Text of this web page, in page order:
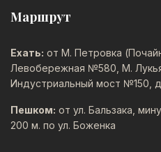
Маршрут
Ехать: от М. Петровка
Левобережная №580, М.
Индустриальный мост №150,
Пешком: от ул. Бальзака,
200 м. по ул. Боженка